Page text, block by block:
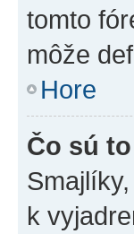
tomto
môže
Hore
Čo sú
k